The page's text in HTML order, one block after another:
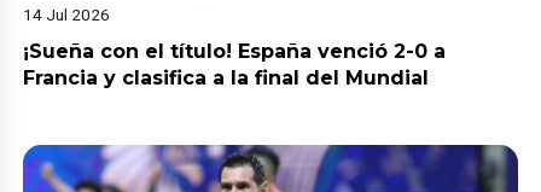
14 Jul 2026
¡Sueña con el título! España venció 2-0 a
Francia y clasifica a la final del Mundial